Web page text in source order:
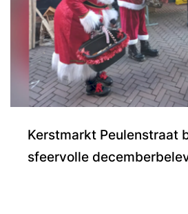
Kerstmarkt Peulenstraat
sfeervolle